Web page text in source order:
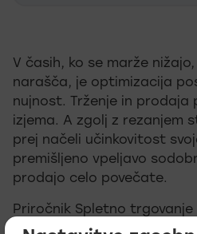
V časih, ko se marže
narašča, je optimizacija
nujnost. Trženje in prodaja
izjema. A zgolj z rezanjem
prej načeli učinkovitost
premišljeno vpeljavo
prodajo celo povečate.
Priročnik Spletno trgovanje
podaja vrsto praktičnih